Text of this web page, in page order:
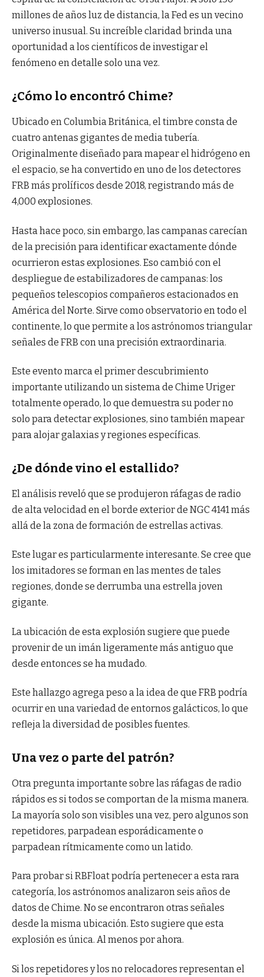
millones de años luz de distancia, la Fed es un vecino
universo inusual. Su increíble claridad brinda una
oportunidad a los científicos de investigar el
fenómeno en detalle solo una vez.
¿Cómo lo encontró Chime?
Ubicado en Columbia Británica, el timbre consta de
cuatro antenas gigantes de media tubería.
Originalmente diseñado para mapear el hidrógeno en
el espacio, se ha convertido en uno de los detectores
FRB más prolíficos desde 2018, registrando más de
4,000 explosiones.
Hasta hace poco, sin embargo, las campanas carecían
de la precisión para identificar exactamente dónde
ocurrieron estas explosiones. Eso cambió con el
despliegue de estabilizadores de campanas: los
pequeños telescopios compañeros estacionados en
América del Norte. Sirve como observatorio en todo el
continente, lo que permite a los astrónomos triangular
señales de FRB con una precisión extraordinaria.
Este evento marca el primer descubrimiento
importante utilizando un sistema de Chime Uriger
totalmente operado, lo que demuestra su poder no
solo para detectar explosiones, sino también mapear
para alojar galaxias y regiones específicas.
¿De dónde vino el estallido?
El análisis reveló que se produjeron ráfagas de radio
de alta velocidad en el borde exterior de NGC 4141 más
allá de la zona de formación de estrellas activas.
Este lugar es particularmente interesante. Se cree que
los imitadores se forman en las mentes de tales
regiones, donde se derrumba una estrella joven
gigante.
La ubicación de esta explosión sugiere que puede
provenir de un imán ligeramente más antiguo que
desde entonces se ha mudado.
Este hallazgo agrega peso a la idea de que FRB podría
ocurrir en una variedad de entornos galácticos, lo que
refleja la diversidad de posibles fuentes.
Una vez o parte del patrón?
Otra pregunta importante sobre las ráfagas de radio
rápidos es si todos se comportan de la misma manera.
La mayoría solo son visibles una vez, pero algunos son
repetidores, parpadean esporádicamente o
parpadean rítmicamente como un latido.
Para probar si RBFloat podría pertenecer a esta rara
categoría, los astrónomos analizaron seis años de
datos de Chime. No se encontraron otras señales
desde la misma ubicación. Esto sugiere que esta
explosión es única. Al menos por ahora.
Si los repetidores y los no relocadores representan el